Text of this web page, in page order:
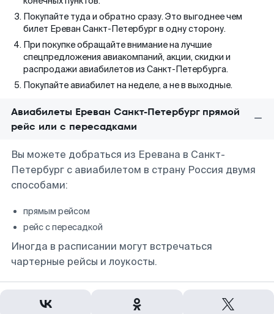
Покупайте туда и обратно сразу. Это выгоднее чем
билет Ереван Санкт-Петербург в одну сторону.
При покупке обращайте внимание на лучшие
спецпредложения авиакомпаний, акции, скидки и
распродажи авиабилетов из Санкт-Петербурга.
Покупайте авиабилет на неделе, а не в выходные.
Авиабилеты Ереван Санкт-Петербург прямой
рейс или с пересадками
Вы можете добраться из Еревана в Санкт-
Петербург с авиабилетом в страну Россия двумя
способами:
прямым рейсом
рейс с пересадкой
Иногда в расписании могут встречаться
чартерные рейсы и лоукосты.